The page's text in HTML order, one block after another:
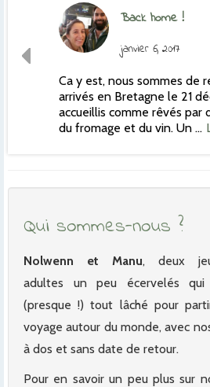
Back home !
janvier 6, 2017
Ca y est, nous sommes de
arrivés en Bretagne le 21
accueillis comme rêvés par
du fromage et du vin. Un …
Qui sommes-nous ?
Nolwenn et Manu, deux
adultes un peu écervelés
(presque !) tout lâché pour
voyage autour du monde, avec
à dos et sans date de retour.
Pour en savoir un peu plus sur